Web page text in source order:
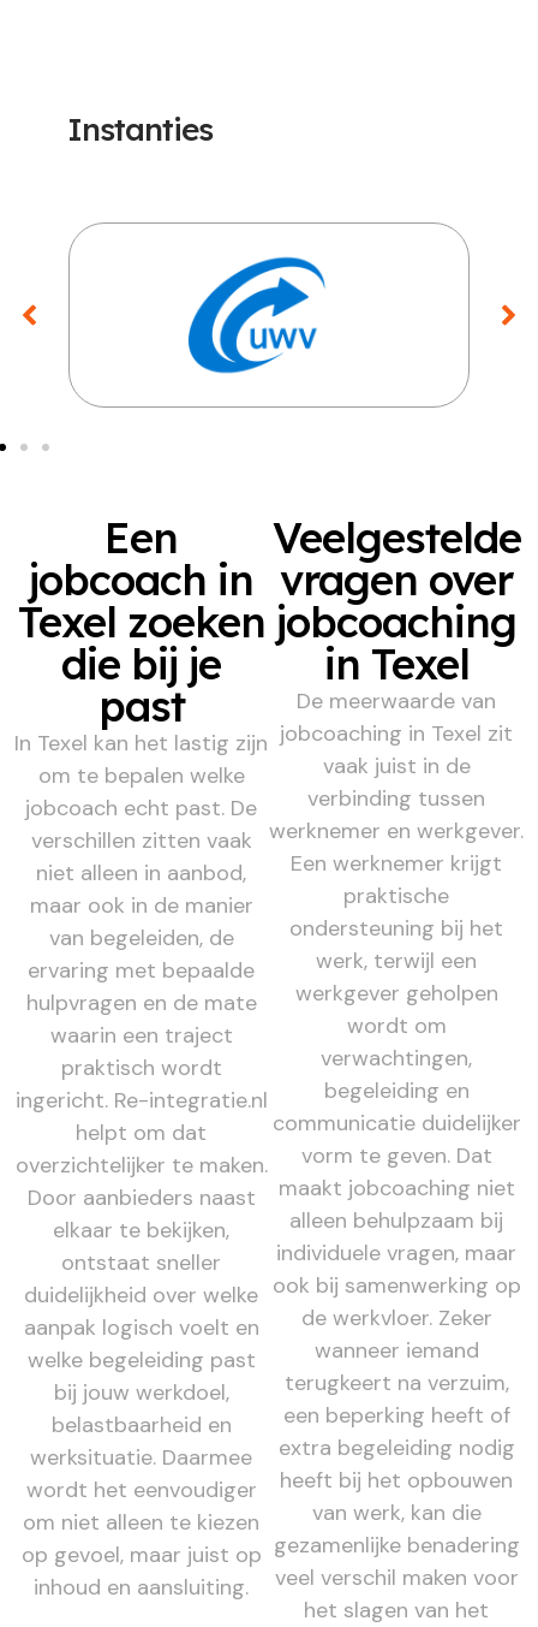
Instanties
Een
jobcoach in
Texel zoeken
die bij je
past
In Texel kan het lastig zijn
om te bepalen welke
jobcoach echt past. De
verschillen zitten vaak
niet alleen in aanbod,
maar ook in de manier
van begeleiden, de
ervaring met bepaalde
hulpvragen en de mate
waarin een traject
praktisch wordt
ingericht. Re-integratie.nl
helpt om dat
overzichtelijker te maken.
Door aanbieders naast
elkaar te bekijken,
ontstaat sneller
duidelijkheid over welke
aanpak logisch voelt en
welke begeleiding past
bij jouw werkdoel,
belastbaarheid en
werksituatie. Daarmee
wordt het eenvoudiger
om niet alleen te kiezen
op gevoel, maar juist op
inhoud en aansluiting.
Veelgestelde
vragen over
jobcoaching
in Texel
De meerwaarde van
jobcoaching in Texel zit
vaak juist in de
verbinding tussen
werknemer en werkgever.
Een werknemer krijgt
praktische
ondersteuning bij het
werk, terwijl een
werkgever geholpen
wordt om
verwachtingen,
begeleiding en
communicatie duidelijker
vorm te geven. Dat
maakt jobcoaching niet
alleen behulpzaam bij
individuele vragen, maar
ook bij samenwerking op
de werkvloer. Zeker
wanneer iemand
terugkeert na verzuim,
een beperking heeft of
extra begeleiding nodig
heeft bij het opbouwen
van werk, kan die
gezamenlijke benadering
veel verschil maken voor
het slagen van het